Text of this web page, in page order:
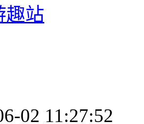
趣站
02 11:27:52